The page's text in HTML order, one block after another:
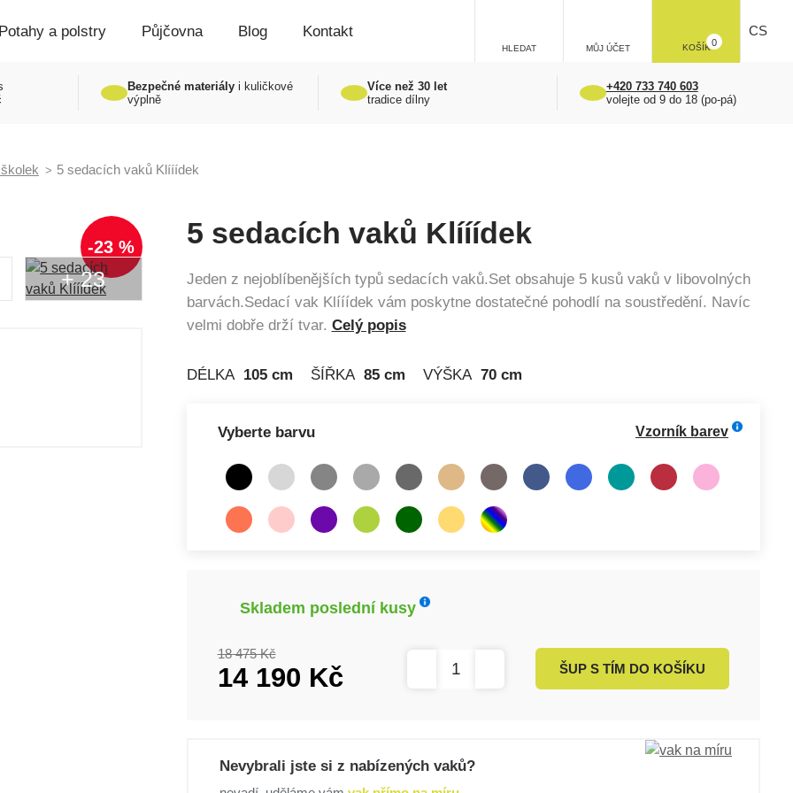
Potahy a polstry Půjčovna Blog Kontakt
HLEDAT MŮJ ÚČET KOŠÍK0
CS
Bezpečné materiály i kuličkové
výplně
Více než 30 let
tradice dílny
+420 733 740 603
volejte od 9 do 18 (po-pá)
5 sedacích vaků Klííídek
5 sedacích vaků Klííídek
-23 %
+ 23
Jeden z nejoblíbenějších typů sedacích vaků.Set obsahuje 5 kusů vaků v libovolných
barvách.Sedací vak Klííídek vám poskytne dostatečné pohodlí na soustředění. Navíc
velmi dobře drží tvar. Celý popis
DÉLKA 105 cm ŠÍŘKA 85 cm VÝŠKA 70 cm
Vyberte barvu Vzorník barev
Skladem poslední kusy
18 475Kč
14 190 Kč ŠUP S TÍM DO KOŠÍKU
Nevybrali jste si z nabízených vaků?